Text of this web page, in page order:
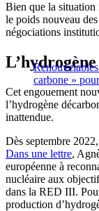
Bien que la situation
le poids nouveau
négociations
carbone »
Cet engouement
l’hydrogène
inattendue.
Dès septembre
Dans une lettre,
européenne à
nucléaire aux
dans la RED III.
production